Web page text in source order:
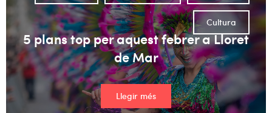
5 plans top per aquest febrer a Lloret
de Mar
Llegir més
Cultura